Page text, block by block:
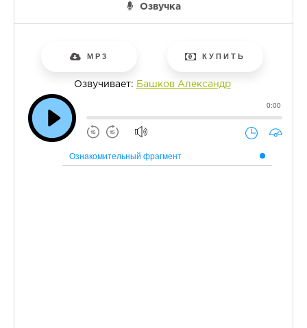
Озвучка
MP3 КУПИТЬ
Озвучивает: Башков Александр
0:00
Ознакомительный фрагмент